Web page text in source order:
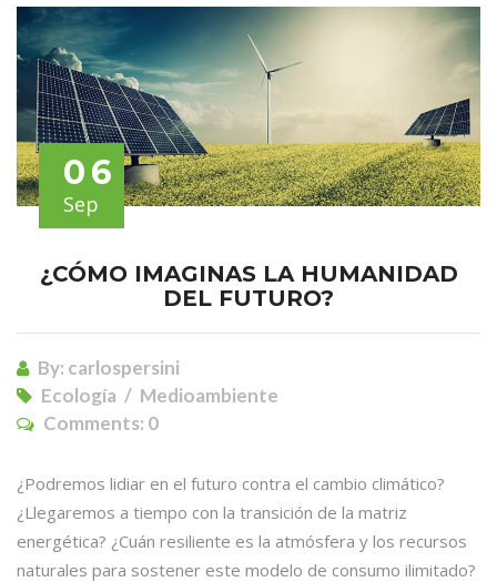
06
Sep
¿CÓMO IMAGINAS LA HUMANIDAD
DEL FUTURO?
By: carlospersini
Ecología
Medioambiente
Comments: 0
¿Podremos lidiar en el futuro contra el cambio climático?
¿Llegaremos a tiempo con la transición de la matriz
energética? ¿Cuán resiliente es la atmósfera y los recursos
naturales para sostener este modelo de consumo ilimitado?